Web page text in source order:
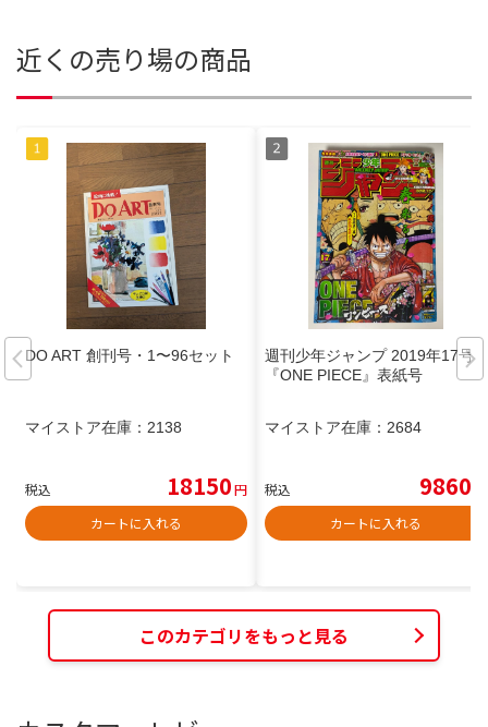
近くの売り場の商品
DO ART 創刊号・1〜96セット
マイストア在庫： 2138
税込 18150円
カートに入れる
週刊少年ジャンプ 2019年17号
『ONE PIECE』表紙号
マイストア在庫： 2684
税込 9860
カートに入れる
このカテゴリをもっと見る